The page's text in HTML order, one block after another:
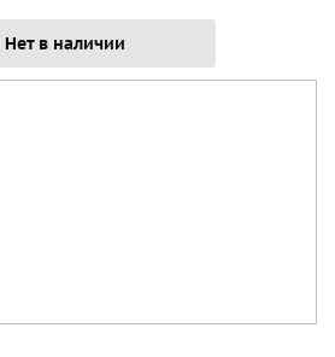
Нет в наличии